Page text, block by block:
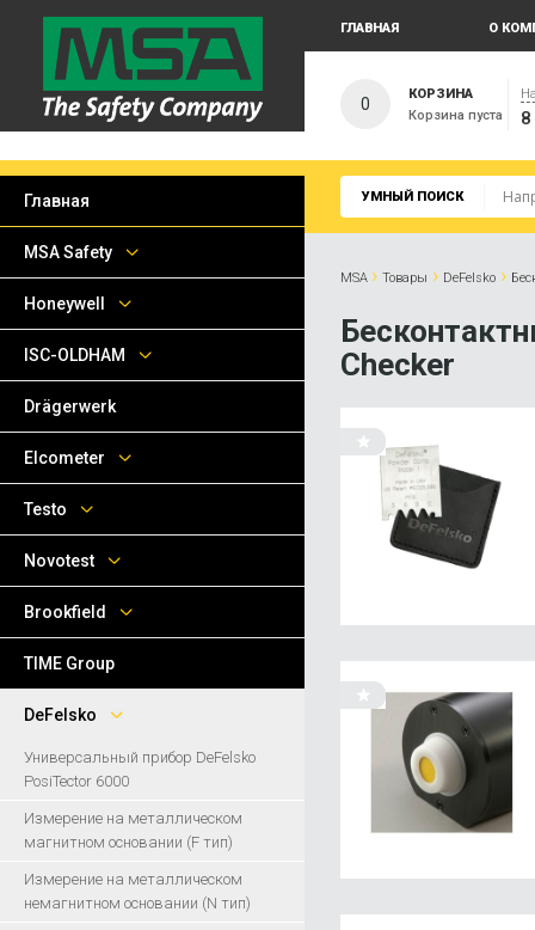
ГЛАВНАЯ О
0
КОРЗИНА
Корзина пуста
УМНЫЙ ПОИСК
MSA › Товары › DeFelsko ›
Checker
Главная
MSA Safety
Honeywell
ISC-OLDHAM
Drägerwerk
Elcometer
Testo
Novotest
Brookfield
TIME Group
DeFelsko
Универсальный прибор DeFelsko
PosiTector 6000
Измерение на металлическом
магнитном основании (F тип)
Измерение на металлическом
немагнитном основании (N тип)